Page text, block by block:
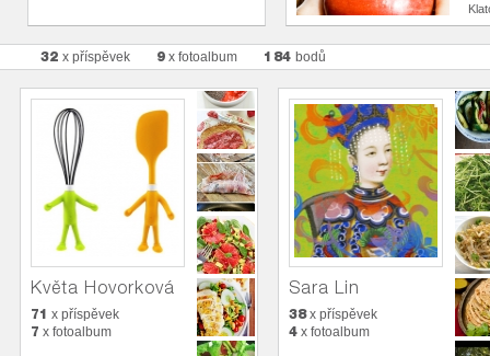
32 x příspěvek 9 x fotoalbum 184 bodů
Květa Hovorková
71 x příspěvek
7 x fotoalbum
Sara Lin
38x příspěvek
4 x fotoalbum